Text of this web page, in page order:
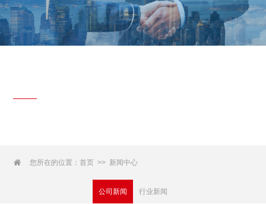
 您所在的位置：首页 >> 新闻中心
公司新闻 行业新闻